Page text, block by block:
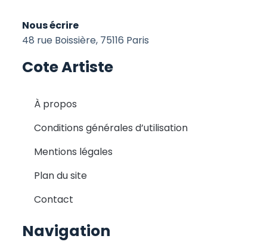
Nous écrire
48 rue Boissière, 75116 Paris
Cote Artiste
À propos
Conditions générales d’utilisation
Mentions légales
Plan du site
Contact
Navigation